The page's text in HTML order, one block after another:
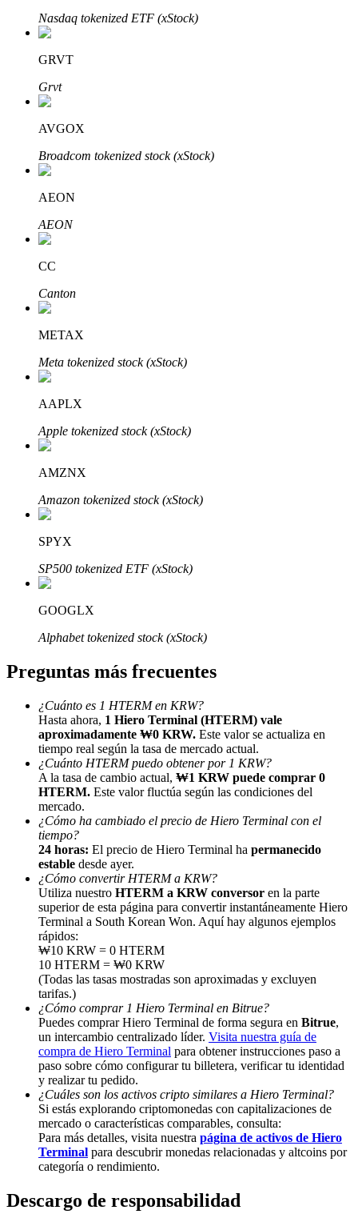
Inversión automática
Obtenga más información sobre cómo obtener ingresos pasivos
Bitrue
Bitrue Partners
Afiliados de Bitrue
Referencia
Invita a un amigo para recibir recompensas en efectivo
Deposit CASHCAT & Win
Deposit CASHCAT & Win
Share 500000 CASHCAT prize pool
Exclusive for BitMart Users
Register & Trade to Win 500,000 USDT
Nasdaq tokenized ETF (xStock)
GRVT
Grvt
AVGOX
Broadcom tokenized stock (xStock)
AEON
AEON
CC
Canton
METAX
Meta tokenized stock (xStock)
AAPLX
Apple tokenized stock (xStock)
AMZNX
Amazon tokenized stock (xStock)
SPYX
SP500 tokenized ETF (xStock)
GOOGLX
Alphabet tokenized stock (xStock)
Preguntas más frecuentes
¿Cuánto es 1 HTERM en KRW?
Hasta ahora, 1 Hiero Terminal (HTERM) vale
aproximadamente ₩0 KRW. Este valor se actualiza en
tiempo real según la tasa de mercado actual.
¿Cuánto HTERM puedo obtener por 1 KRW?
A la tasa de cambio actual, ₩1 KRW puede comprar 0
HTERM. Este valor fluctúa según las condiciones del
mercado.
¿Cómo ha cambiado el precio de Hiero Terminal con el
tiempo?
24 horas: El precio de Hiero Terminal ha permanecido
estable desde ayer.
¿Cómo convertir HTERM a KRW?
Utiliza nuestro HTERM a KRW conversor en la parte
superior de esta página para convertir instantáneamente Hiero
Terminal a South Korean Won. Aquí hay algunos ejemplos
rápidos:
₩10 KRW = 0 HTERM
10 HTERM = ₩0 KRW
(Todas las tasas mostradas son aproximadas y excluyen
tarifas.)
¿Cómo comprar 1 Hiero Terminal en Bitrue?
Puedes comprar Hiero Terminal de forma segura en Bitrue,
un intercambio centralizado líder. Visita nuestra guía de
compra de Hiero Terminal para obtener instrucciones paso a
paso sobre cómo configurar tu billetera, verificar tu identidad
y realizar tu pedido.
¿Cuáles son los activos cripto similares a Hiero Terminal?
Si estás explorando criptomonedas con capitalizaciones de
mercado o características comparables, consulta:
Para más detalles, visita nuestra página de activos de Hiero
Terminal para descubrir monedas relacionadas y altcoins por
categoría o rendimiento.
Descargo de responsabilidad